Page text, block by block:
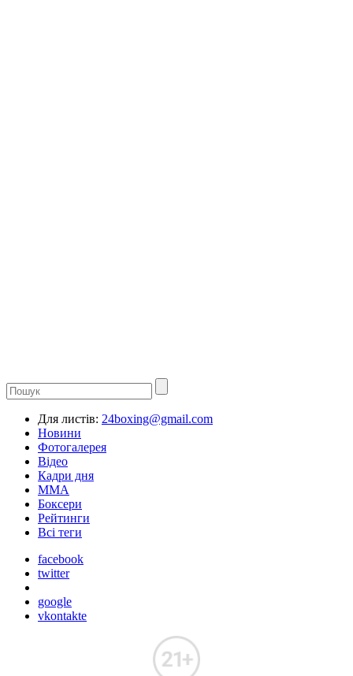
Для листів: 24boxing@gmail.com
Новини
Фотогалерея
Відео
Кадри дня
ММА
Боксери
Рейтинги
Всі теги
facebook
twitter
google
vkontakte